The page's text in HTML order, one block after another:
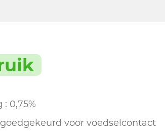
: 0,75%
voor voedselcontact